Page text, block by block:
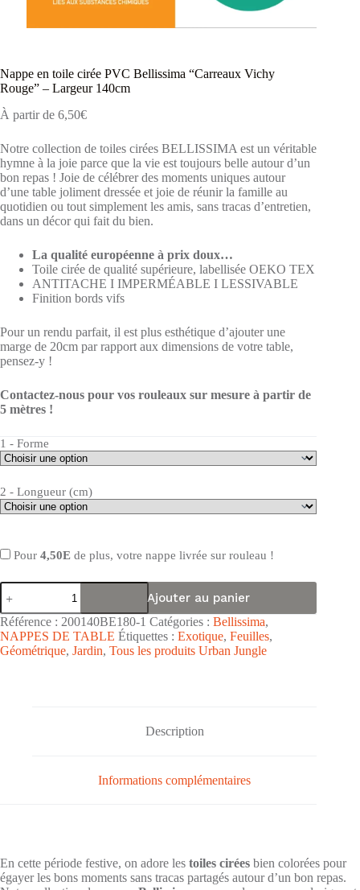
Nappe en toile cirée PVC Bellissima “Carreaux Vichy
Rouge” – Largeur 140cm
À partir de 6,50€
Notre collection de toiles cirées BELLISSIMA est un véritable
hymne à la joie parce que la vie est toujours belle autour d’un
bon repas ! Joie de célébrer des moments uniques autour
d’une table joliment dressée et joie de réunir la famille au
quotidien ou tout simplement les amis, sans tracas d’entretien,
dans un décor qui fait du bien.
La qualité européenne à prix doux…
Toile cirée de qualité supérieure, labellisée OEKO TEX
ANTITACHE I IMPERMÉABLE I LESSIVABLE
Finition bords vifs
Pour un rendu parfait, il est plus esthétique d’ajouter une
marge de 20cm par rapport aux dimensions de votre table,
pensez-y !
Contactez-nous pour vos rouleaux sur mesure à partir de
5 mètres !
1 - Forme
2 - Longueur (cm)
Pour 4,50E de plus, votre nappe livrée sur rouleau !
quantité
de
Nappe
en
toile
cirée
Ajouter au panier
Référence : 200140BE180-1 Catégories : Bellissima,
NAPPES DE TABLE Étiquettes : Exotique, Feuilles,
Géométrique, Jardin, Tous les produits Urban Jungle
Description
Informations complémentaires
En cette période festive, on adore les toiles cirées bien colorées pour
égayer les bons moments sans tracas partagés autour d’un bon repas.